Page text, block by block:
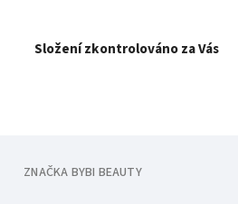
Složení zkontrolováno za Vás
ZNAČKA BYBI BEAUTY